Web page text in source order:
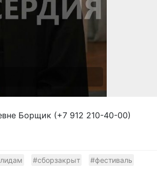
Борщик (+7 912 210-40-00)
#сборзакрыт #фестиваль